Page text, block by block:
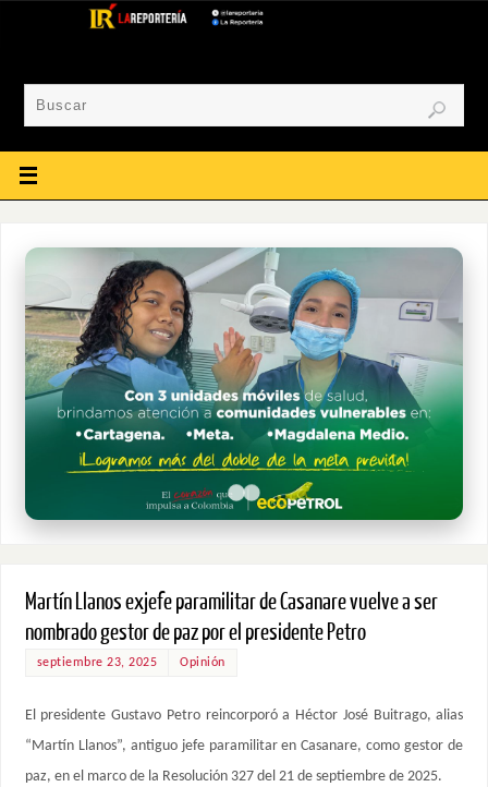
Martín Llanos exjefe paramilitar de Casanare vuelve a ser
nombrado gestor de paz por el presidente Petro
septiembre 23, 2025 Opinión
El presidente Gustavo Petro reincorporó a Héctor José Buitrago, alias
“Martín Llanos”, antiguo jefe paramilitar en Casanare, como gestor de
paz, en el marco de la Resolución 327 del 21 de septiembre de 2025.